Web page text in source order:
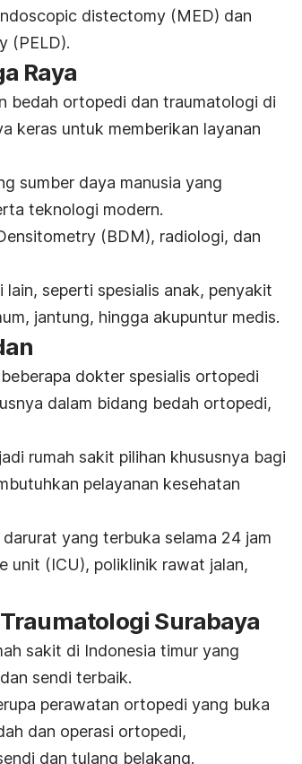
distectomy (MED) dan
(PELD).
Raya
bedah ortopedi dan traumatologi di
keras untuk memberikan layanan
sumber daya manusia yang
teknologi modern.
(BDM), radiologi, dan
lain, seperti spesialis anak, penyakit
jantung, hingga akupuntur medis.
dokter spesialis ortopedi
dalam bidang bedah ortopedi,
rumah sakit pilihan khususnya bagi
pelayanan kesehatan
yang terbuka selama 24 jam
unit (ICU), poliklinik rawat jalan,
Surabaya
sakit di Indonesia timur yang
sendi terbaik.
perawatan ortopedi yang buka
dan operasi ortopedi,
dan tulang belakang.